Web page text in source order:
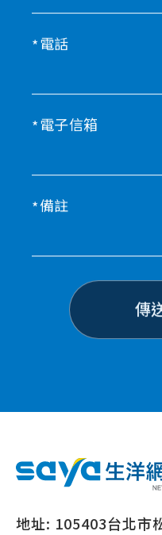
電話
電子信箱
備註
傳
地址: 105403台北市